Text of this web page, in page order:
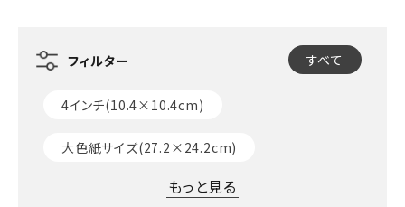
すべて
4インチ(10.4×10.4cm)
大色紙サイズ(27.2×24.2cm)
もっと見る